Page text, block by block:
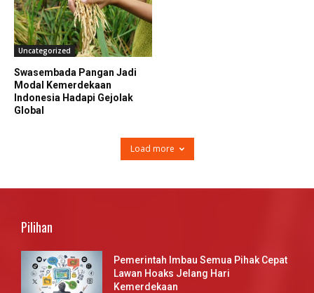
Uncategorized
Swasembada Pangan Jadi
Modal Kemerdekaan
Indonesia Hadapi Gejolak
Global
Load more
Pilihan
Pemerintah Imbau Semua Pihak Cepat
Lawan Hoaks Jelang Hari
Kemerdekaan